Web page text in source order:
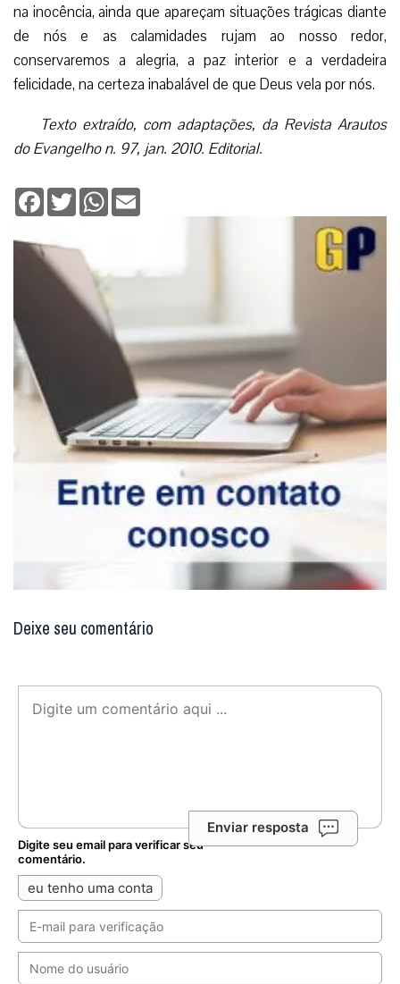
na inocência, ainda que apareçam situações trágicas diante
de nós e as calamidades rujam ao nosso redor,
conservaremos a alegria, a paz interior e a verdadeira
felicidade, na certeza inabalável de que Deus vela por nós.
Texto extraído, com adaptações, da Revista Arautos
do Evangelho n. 97, jan. 2010. Editorial.
Facebook
TwitterWhatsApp
Deixe seu comentário
Enviar resposta
Digite seu email para verificar seu
comentário.
eu tenho uma conta